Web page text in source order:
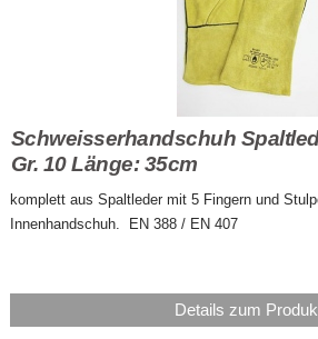
Schweisserhandschuh
Gr. 10 Länge: 35cm
komplett aus Spaltleder mit 5 Fingern und
Innenhandschuh. EN 388 / EN 407
Details zum